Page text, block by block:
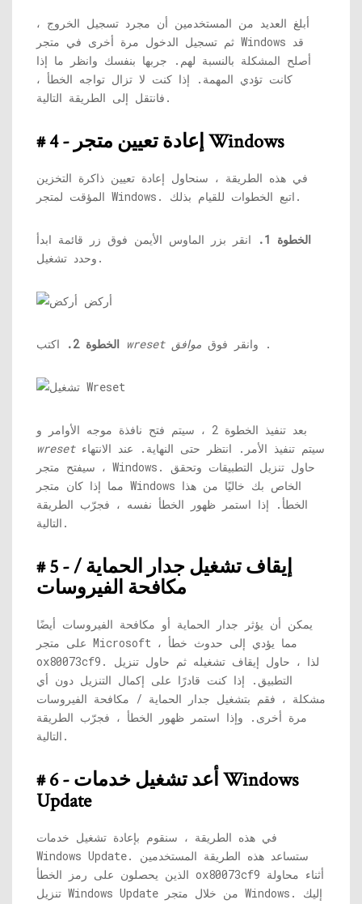
أبلغ العديد من المستخدمين أن مجرد تسجيل الخروج ،
ثم تسجيل الدخول مرة أخرى في متجر Windows قد
أصلح المشكلة بالنسبة لهم. جربها بنفسك وانظر ما إذا
كانت تؤدي المهمة. إذا كنت لا تزال تواجه الخطأ ،
فانتقل إلى الطريقة التالية.
# 4 - إعادة تعيين متجر Windows
في هذه الطريقة ، سنحاول إعادة تعيين ذاكرة التخزين
المؤقت لمتجر Windows. اتبع الخطوات للقيام بذلك.
الخطوة 1.
انقر بزر الماوس الأيمن فوق زر قائمة ابدأ
وحدد تشغيل.
الخطوة 2. wreset وانقر فوق موافق .
بعد تنفيذ الخطوة 2 ، سيتم فتح نافذة موجه الأوامر و
wresetسيتم تنفيذ الأمر. انتظر حتى النهاية. عند الانتهاء
، سيفتح متجر Windows. حاول تنزيل التطبيقات وتحقق
مما إذا كان متجر Windows الخاص بك خاليًا من هذا
الخطأ. إذا استمر ظهور الخطأ نفسه ، فجرّب الطريقة
التالية.
# 5 - إيقاف تشغيل جدار الحماية /
مكافحة الفيروسات
يمكن أن يؤثر جدار الحماية أو مكافحة الفيروسات أيضًا
على متجر Microsoft ، مما يؤدي إلى حدوث خطأ
ox80073cf9. لذا ، حاول إيقاف تشغيله ثم حاول تنزيل
التطبيق. إذا كنت قادرًا على إكمال التنزيل دون أي
مشكلة ، فقم بتشغيل جدار الحماية / مكافحة الفيروسات
مرة أخرى. وإذا استمر ظهور الخطأ ، فجرّب الطريقة
التالية.
# 6 - أعد تشغيل خدمات Windows
Update
في هذه الطريقة ، سنقوم بإعادة تشغيل خدمات
Windows Update. ستساعد هذه الطريقة المستخدمين
الذين يحصلون على رمز الخطأ ox80073cf9 أثناء محاولة
تنزيل Windows Update من خلال متجر Windows. إليك